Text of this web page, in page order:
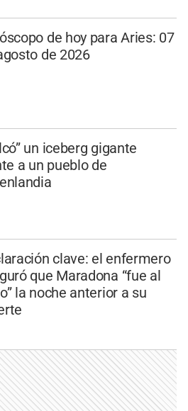
de hoy para Aries: 07
de 2026
un iceberg gigante
a un pueblo de
clave: el enfermero
que Maradona “fue al
la noche anterior a su